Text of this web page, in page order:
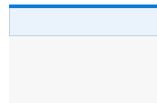
东山县通报“牛蛙